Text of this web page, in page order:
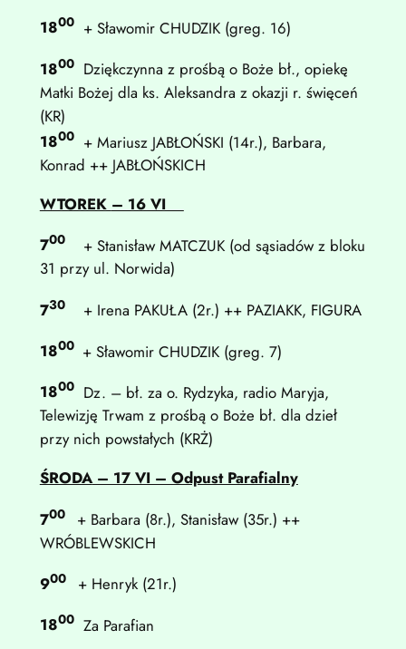
1800 + Sławomir CHUDZIK (greg. 16)
1800 Dziękczynna z prośbą o Boże bł., opiekę
Matki Bożej dla ks. Aleksandra z okazji r. święceń
(KR)
1800 + Mariusz JABŁOŃSKI (14r.), Barbara,
Konrad ++ JABŁOŃSKICH
WTOREK – 16 VI
700 + Stanisław MATCZUK (od sąsiadów z bloku
31 przy ul. Norwida)
730 + Irena PAKUŁA (2r.) ++ PAZIAKK, FIGURA
1800 + Sławomir CHUDZIK (greg. 7)
1800 Dz. – bł. za o. Rydzyka, radio Maryja,
Telewizję Trwam z prośbą o Boże bł. dla dzieł
przy nich powstałych (KRŻ)
ŚRODA– 17 VI – Odpust Parafialny
700
+ Barbara (8r.), Stanisław (35r.) ++
WRÓBLEWSKICH
900
+ Henryk (21r.)
1800 Za Parafian